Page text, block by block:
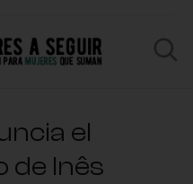
el
Inês